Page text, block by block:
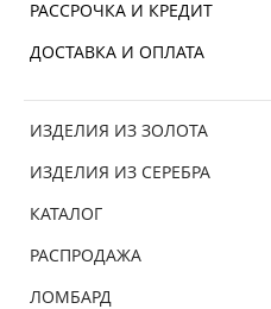
РАССРОЧКА И КРЕДИТ
ДОСТАВКА И ОПЛАТА
ИЗДЕЛИЯ ИЗ ЗОЛОТА
ИЗДЕЛИЯ ИЗ СЕРЕБРА
КАТАЛОГ
РАСПРОДАЖА
ЛОМБАРД